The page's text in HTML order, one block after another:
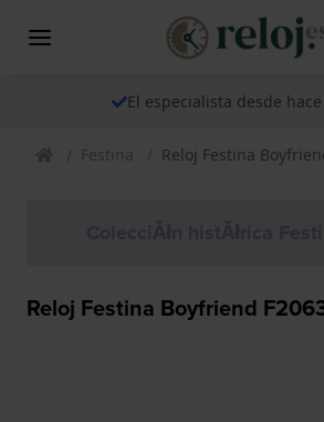
El especialista desde
Festina Reloj Festina
Reloj Festina Boyfriend